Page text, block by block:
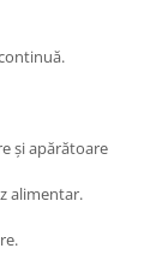
şi apărătoare
alimentar.